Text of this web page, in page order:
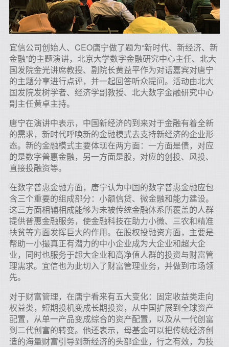
宜信公司创始人、CEO唐宁做了题为“新时代、新经济、新
金融”的主题演讲，北京大学数字金融研究中心主任、北大
国发院金光讲席教授、副院长黄益平作为对话嘉宾对唐宁
的主题分享进行点评，并一起回答听众提问。活动由北大
国发院发树学者、经济学副教授、北大数字金融研究中心
副主任黄卓主持。
唐宁在演讲中表示，中国新经济的到来对于金融有着全新
的需求，新时代呼唤新的金融模式去支持新经济的企业形
态。新的金融模式主要体现在两方面：一方面是债，对应
的是数字普惠金融，另一方面是股，对应的创投、风投、
直接投融资等。
在数字普惠金融方面，唐宁认为中国的数字普惠金融应包
含三个重要的组成部分：小额信贷、微金融和能力建设。
这三方面相辅相成能够为未被传统金融体系所覆盖的人群
提供普惠金融服务，使金融科技在助力小微、三农和精准
扶贫等方面发挥巨大的作用。在股权投融资方面，主要是
帮助一小撮真正有潜力的中小企业成为大企业和超大企
业，同时也服务于超大企业和高净值人群的投资与财富管
理需求。宜信也为此切入了财富管理业务，并做到市场领
先。
对于财富管理，在唐宁看来有五大变化：固定收益类走向
权益类，短期投机变成长期投资，从中国扩展到全球资产
配置，从单一产品变成综合的资产配置，以及从一代创富
到二代创富的转变。他还表示，母基金可以把传统经济创
造的海量财富引导到新经济的头部企业，行之有效，为技